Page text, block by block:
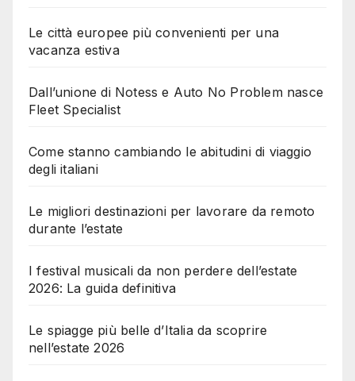
Le città europee più convenienti per una
vacanza estiva
Dall’unione di Notess e Auto No Problem nasce
Fleet Specialist
Come stanno cambiando le abitudini di viaggio
degli italiani
Le migliori destinazioni per lavorare da remoto
durante l’estate
I festival musicali da non perdere dell’estate
2026: La guida definitiva
Le spiagge più belle d’Italia da scoprire
nell’estate 2026